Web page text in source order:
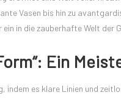
Vasen bis hin zu
in die zauberhafte Welt der
Ein
indem es klare Linien und